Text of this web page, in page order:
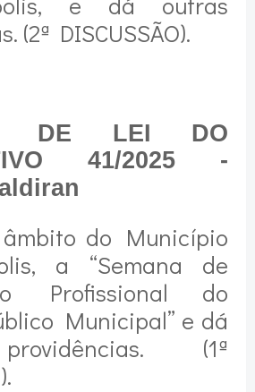
(2ª DISCUSSÃO).
DE LEI DO
41/2025 -
do Município
a “Semana de
Profissional do
Municipal” e dá
(1ª